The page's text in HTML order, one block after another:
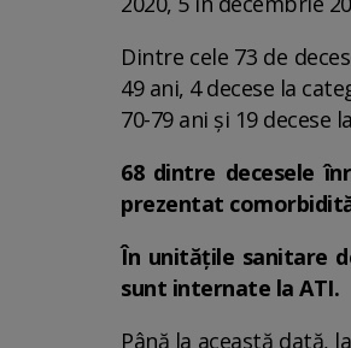
Dintre cele 73 de
49 ani, 4 decese la
70-79 ani și 19 decese
68 dintre decesele
prezentat
În unitățile sanitare
sunt internate la ATI.
Până la această dată,